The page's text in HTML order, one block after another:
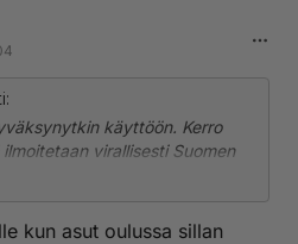
käyttöön. Kerro
virallisesti Suomen
rynnäkkökiväärin
kun asut oulussa sillan